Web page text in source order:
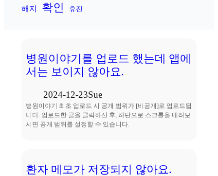
해지 확인 휴진
병원이야기를 업로드 했는데 앱에
서는 보이지 않아요.
2024-12-23Sue
병원이야기 최초 업로드 시 공개 범위가 [비공개]로 업로드됩
니다. 업로드한 글을 클릭하신 후, 하단으로 스크롤을 내려보
시면 공개 범위를 설정할 수 있습니다.
환자 메모가 저장되지 않아요.